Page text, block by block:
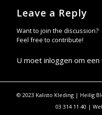
Leave a Reply
Want to join the discussion?
Feel free to contribute!
U moet inloggen om een
© 2023 Kalisto Kleding | Heilig
03 314 11 40 |